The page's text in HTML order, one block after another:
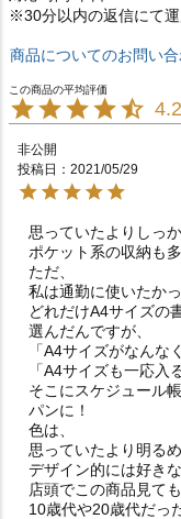
※30分以内の返信にて運
商品についてのお問い
非公開
投稿日
2021/05/29
思っていたよりしっ
ポケット系の収納も
ただ、
私は通勤に使いたかっ
どれだけA4サイズの
選んだんですが、
「A4サイズがなんな
「A4サイズも一応入
そこにスケジュール
パンに！
色は、
思っていたより明る
デザイン的には好き
店頭でこの商品見て
10歳代や20歳代だっ